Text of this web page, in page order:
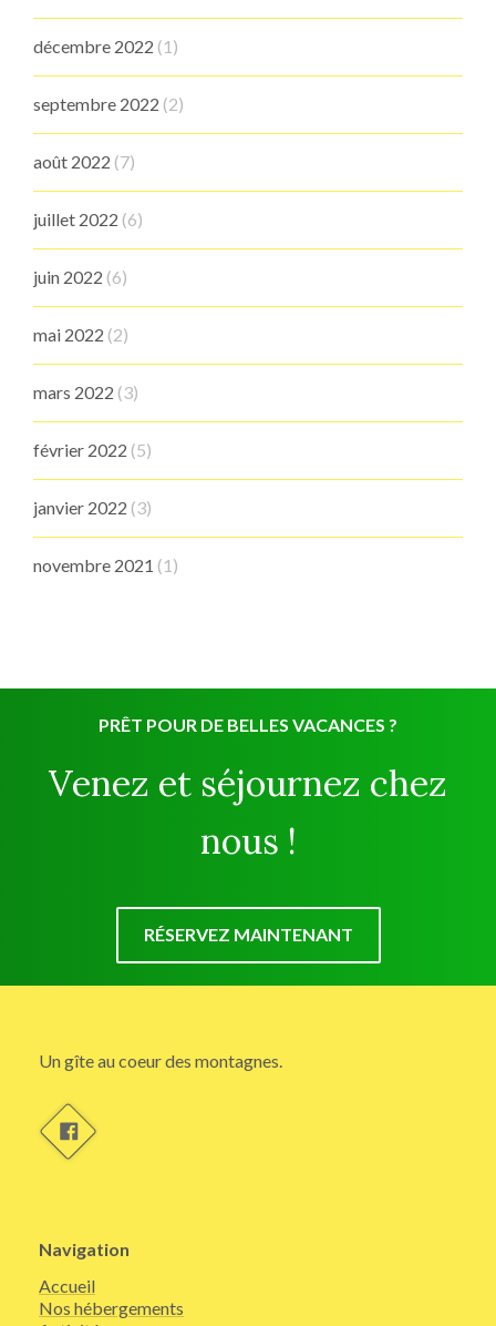
décembre 2022 (1)
septembre 2022 (2)
août 2022 (7)
juillet 2022 (6)
juin 2022 (6)
mai 2022 (2)
mars 2022 (3)
février 2022 (5)
janvier 2022 (3)
novembre 2021 (1)
PRÊT POUR DE BELLES VACANCES ?
Venez et séjournez chez
nous !
RÉSERVEZ MAINTENANT
Un gîte au coeur des montagnes.
Navigation
Accueil
Nos hébergements